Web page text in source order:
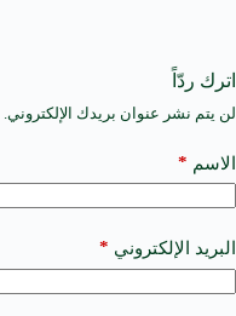
اترك ردّاً
لن يتم نشر عنوان بريدك الإلكتروني.
الاسم *
البريد الإلكتروني *
A
t
e
a
t
i